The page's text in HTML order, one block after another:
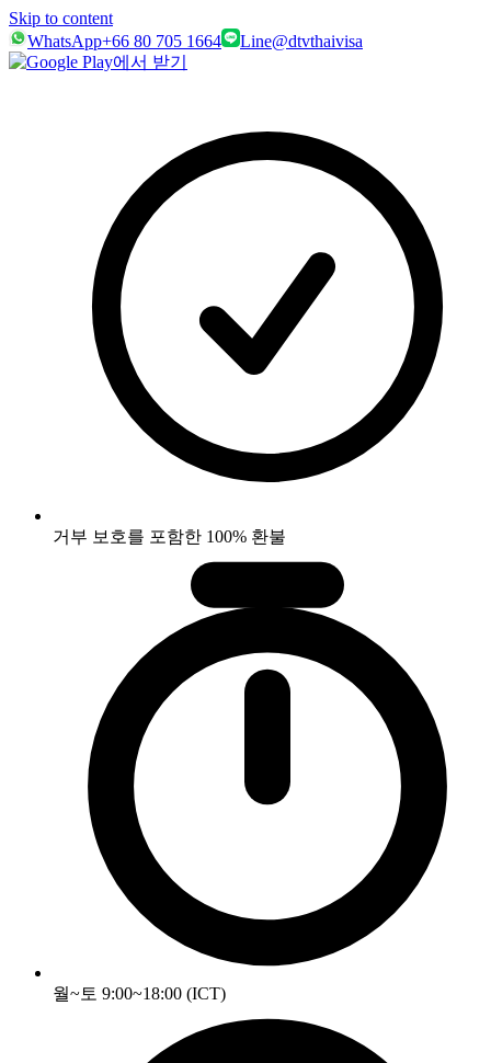
Skip to content
WhatsApp+66 80 705 1664 Line@dtvthaivisa
거부 보호를 포함한 100% 환불
월~토 9:00~18:00 (ICT)